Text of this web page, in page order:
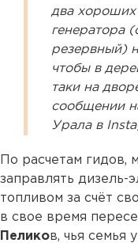
два
генератора
резервный)
чтобы в
таки на
сообщении
Урала в
По расчетам гидов,
заправлять дизель-
топливом за счёт
в свое время
Пеликов, чья семья